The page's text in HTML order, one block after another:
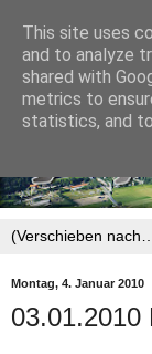
Montag, 4. Januar 2010
03.01.2010
This site uses
and to analyze
shared with
metrics to
statistics, and